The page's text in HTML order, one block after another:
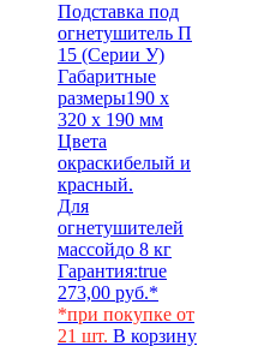
Подставка под
огнетушитель П
15 (Серии У)
Габаритные
размеры190 х
320 х 190 мм
Цвета
окраскибелый и
красный.
Для
огнетушителей
массойдо 8 кг
Гарантия:true
273,00 руб.*
*при покупке от
21 шт. В корзину